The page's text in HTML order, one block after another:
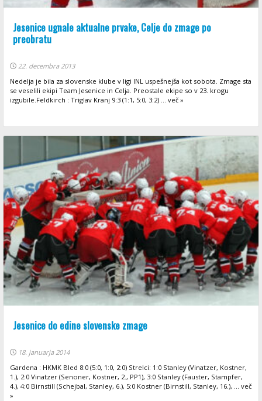
Jesenice ugnale aktualne prvake, Celje do zmage po
preobratu
22. decembra 2013
Nedelja je bila za slovenske klube v ligi INL uspešnejša kot sobota. Zmage sta
se veselili ekipi Team Jesenice in Celja. Preostale ekipe so v 23. krogu
izgubile.Feldkirch : Triglav Kranj 9:3 (1:1, 5:0, 3:2) ... več »
Jesenice do edine slovenske zmage
18. januarja 2014
Gardena : HKMK Bled 8:0 (5:0, 1:0, 2:0) Strelci: 1:0 Stanley (Vinatzer, Kostner,
1.), 2:0 Vinatzer (Senoner, Kostner, 2., PP1), 3:0 Stanley (Fauster, Stampfer,
4.), 4:0 Birnstill (Schejbal, Stanley, 6.), 5:0 Kostner (Birnstill, Stanley, 16.), ... več
»